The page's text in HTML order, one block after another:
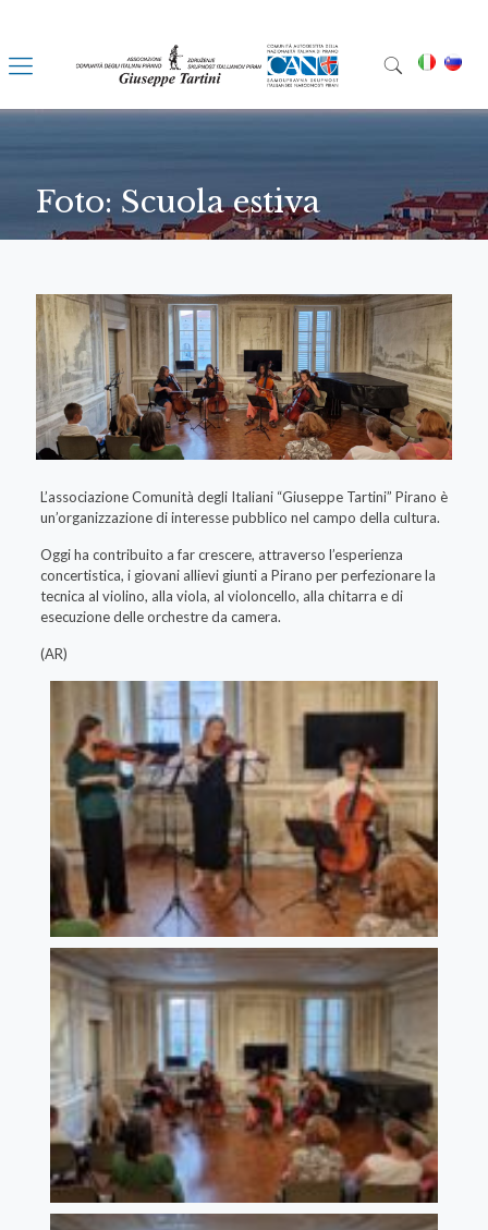
Foto: Scuola estiva
L’associazione Comunità degli Italiani “Giuseppe Tartini” Pirano è
un’organizzazione di interesse pubblico nel campo della cultura.
Oggi ha contribuito a far crescere, attraverso l’esperienza
concertistica, i giovani allievi giunti a Pirano per perfezionare la
tecnica al violino, alla viola, al violoncello, alla chitarra e di
esecuzione delle orchestre da camera.
(AR)